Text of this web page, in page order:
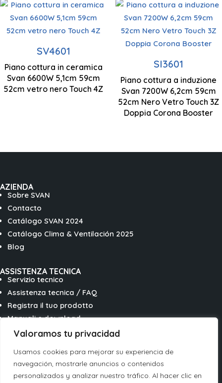
Valoramos tu privacidad
Usamos cookies para mejorar su experiencia de
navegación, mostrarle anuncios o contenidos
personalizados y analizar nuestro tráfico. Al hacer clic en
SV4601
Piano cottura in ceramica
Svan 6600W 5,1cm 59cm
52cm vetro nero Touch 4Z
Zone di cottura
Potenza 6,60
kW
Controllo tattile
Disconnessione
automatica
SI3601
Piano cottura a induzione
Svan 7200W 6,2cm 59cm
52cm Nero Vetro Touch 3Z
Doppia Corona Booster
Zone di cottura
Potenza 7,20
Controllo tattile
AZIENDA
Sobre SVAN
Contacto
Catálogo SVAN 2024
Catálogo Clima & Ventilación 2025
Blog
ASSISTENZA TECNICA
Servizio tecnico
Assistenza tecnica / FAQ
Registra il tuo prodotto
Manuali e download
Segui
Segui